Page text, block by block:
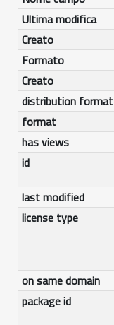
Ultima modifica
Creato
Formato
Creato
distribution format
format
has views
id
last modified
license type
on same domain
package id